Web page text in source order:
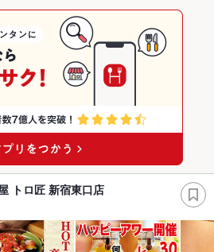
トロ匠 新宿東口店